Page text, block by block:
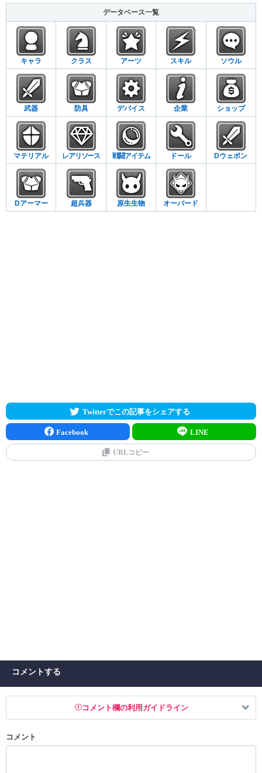
データベース一覧
キャラ クラス アーツ スキル ソウル
武器 防具 デバイス 企業 ショップ
マテリアル レアリソース 戦闘アイテム ドール Dウェポン
Dアーマー 超兵器 原生生物 オーバード
Twitterでこの記事をシェアする
Facebook LINE
URLコピー
コメントする
コメント欄の利用ガイドライン
以下の書き込みを禁止とし、場合によってはコメント削除や書き込み制
コメント